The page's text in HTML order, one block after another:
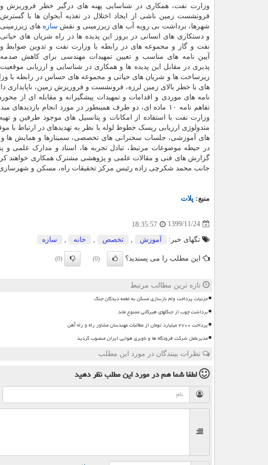
وزارت نفت، همکاری در شناسایی پهنه های درگیر خطر فروریزش و
فرونشست زمین ناشی از ایجاد اختلال در تغذیه آبخوان ها با گسترش
شهرها، برداشت بی رویه آب های زیرزمینی و نقش سازه های زیرزمینی
و دستکاری های انسانی در بروز این پدیده ها در راه شریان های حیاتی
نفت و گاز و مجموعه های در رابطه با وزارت نفت و تدوین ضوابط و
آیین نامه های مناسب و تعیین تمهیدات مهندسی برای کاهش صدمه
پذیری در مقابل این پدیده ها و همکاری در شناسایی و ارزیابی موقعیت
زیرساخت ها و شریان های حیاتی و مجموعه های حساس در رابطه با
های با خطر بالای زمین لرزه، فرونشست و فروریزش زمین،
نامه های موردی و اقدامات و تمهیدات پیشگیرانه و مقابله ای از
تفاهم نامه ۱۰ ماده ای، دو طرف همینطور در مورد انجام
وزارت نفت با استفاده از امکانات و پتانسیل های موجود طرفین و
متدولوژی ارزیابی ریسک خطوط لوله با نظر به تهدیدهای در ارتباط
های آموزشی، جلسات سخنرانی های تخصصی، سمینارها و همایش
در حیطه موضوعات مرتبط، تبادل تجربه ها، اسناد و مدارک علمی و
گزارش های فنی و مقالات علمی و پژوهشی مشترک همکاری خواهند
جانب محمد شکرچی زاده رئیس مرکز تحقیقات راه، مسکن و
منبع: پلات
1399/11/24
18:35:57
تگهای خبر: آموزش تخصص خانه سازه
این مطلب را می پسندید؟ (0)
(0)
تازه ترین مطالب مرتبط
جزئیات پرداخت وام بازسازی مسکن به لطمه دیدگان جنگ
برداشت چوب از جنگلهای هیرکانی ممنوع ماند
پرداخت ۲۷۰۰ میلیارد تومان از مطالبات مهندسان مشاور راه و راه آهن
مدیرعامل شرکت فرودگاه ها و ناوبری هوایی ایران منصوب گردید
نظرات بینندگان در مورد این مطلب
لطفا شما همدر مورد این مطلبنظر دهید